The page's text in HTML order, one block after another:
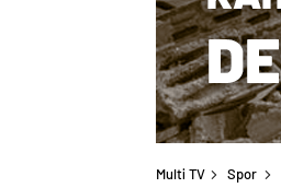
Multi TV Spor